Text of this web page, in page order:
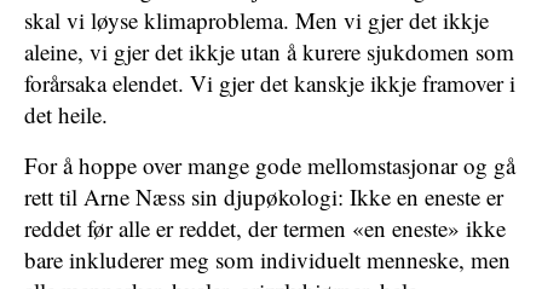
skal vi løyse klimaproblema. Men vi gjer det ikkje
aleine, vi gjer det ikkje utan å kurere sjukdomen som
forårsaka elendet. Vi gjer det kanskje ikkje framover i
det heile.
For å hoppe over mange gode mellomstasjonar og gå
rett til Arne Næss sin djupøkologi: Ikke en eneste er
reddet før alle er reddet, der termen «en eneste» ikke
bare inkluderer meg som individuelt menneske, men